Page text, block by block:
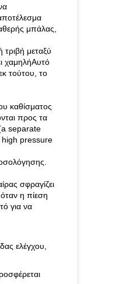
μπάλας,
μεταξύ
χαμηλήΑυτό
τούτου, το
καθίσματος
προς τα
separate
pressure
σφραγίζει
η πίεση
για να
ελέγχου,